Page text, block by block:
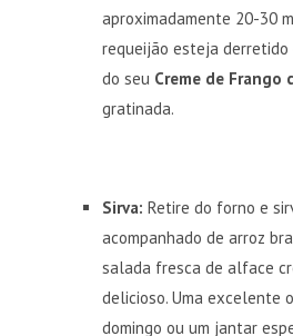
aproximadamente 20-30
requeijão esteja
do seu Creme de Frango
gratinada.
Sirva: Retire do forno e
acompanhado de arroz
salada fresca de alface
delicioso. Uma excelente
domingo ou um jantar